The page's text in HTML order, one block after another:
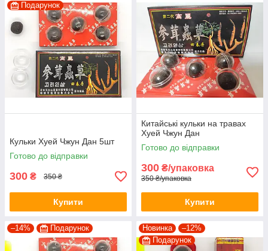
Подарунок
Кульки Хуей Чжун Дан 5шт
Готово до відправки
300 ₴ 350 ₴
Купити
Китайські кульки на травах
Хуей Чжун Дан
Готово до відправки
300 ₴/упаковка
350 ₴/упаковка
Купити
–14% Подарунок Новинка
–12%
Подарунок